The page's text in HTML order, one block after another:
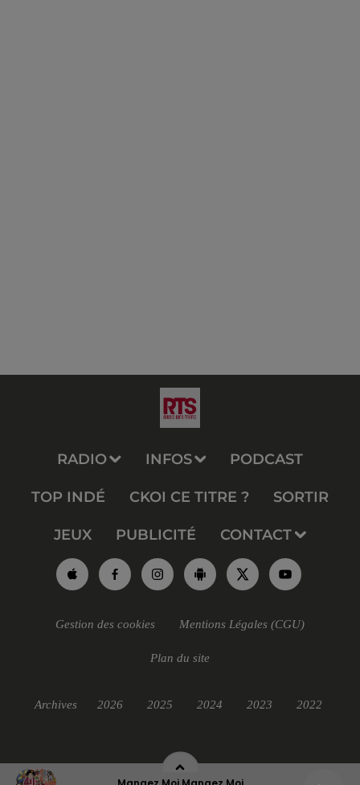
RADIO INFOS PODCAST
TOP INDÉ CKOI CE TITRE ? SORTIR
JEUX PUBLICITÉ CONTACT
Gestion des cookies Mentions Légales (CGU)
Plan du site
Archives 2026 2025 2024 2023 2022